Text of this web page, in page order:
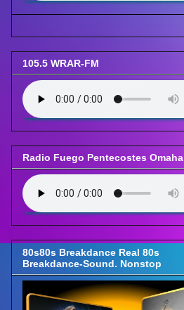
105.5 WRAR-FM
Radio Fuego Pentecostes Omaha
80s80s Breakdance Real 80s
Breakdance-Sound. Nonstop